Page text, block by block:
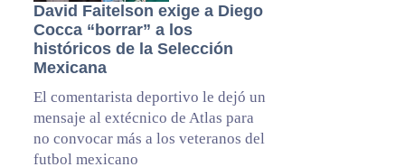
David Faitelson exige a Diego
Cocca “borrar” a los
históricos de la Selección
Mexicana
El comentarista deportivo le dejó un
mensaje al extécnico de Atlas para
no convocar más a los veteranos del
futbol mexicano